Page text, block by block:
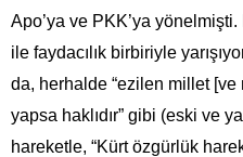
Apo’ya ve PKK’ya yönelmişti.
ile faydacılık birbiriyle
da, herhalde “ezilen millet
yapsa haklıdır” gibi (eski ve
hareketle, “Kürt özgürlük